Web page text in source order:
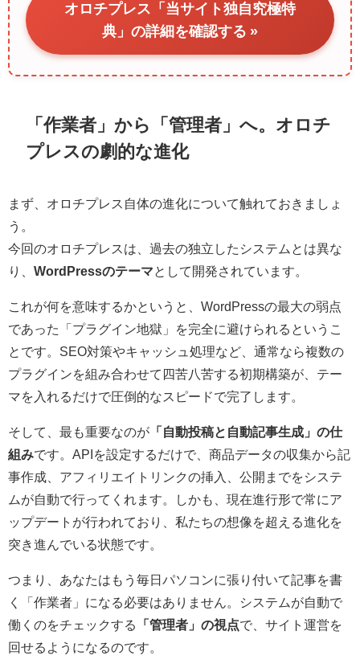
オロチプレス「当サイト独自究極特
典」の詳細を確認する »
「作業者」から「管理者」へ。オロチ
プレスの劇的な進化
まず、オロチプレス自体の進化について触れておきましょ
う。
今回のオロチプレスは、過去の独立したシステムとは異な
り、 WordPressのテーマ として開発されています。
これが何を意味するかというと、WordPressの最大の弱点
であった「プラグイン地獄」を完全に避けられるというこ
とです。SEO対策やキャッシュ処理など、通常なら複数の
プラグインを組み合わせて四苦八苦する初期構築が、テー
マを入れるだけで圧倒的なスピードで完了します。
そして、最も重要なのが 「自動投稿と自動記事生成」の仕
組みです。APIを設定するだけで、商品データの収集から記
事作成、アフィリエイトリンクの挿入、公開までをシステ
ムが自動で行ってくれます。しかも、現在進行形で常にア
ップデートが行われており、私たちの想像を超える進化を
突き進んでいる状態です。
つまり、あなたはもう毎日パソコンに張り付いて記事を書
く「作業者」になる必要はありません。システムが自動で
働くのをチェックする
「管理者」の視点で、サイト運営を
回せるようになるのです。